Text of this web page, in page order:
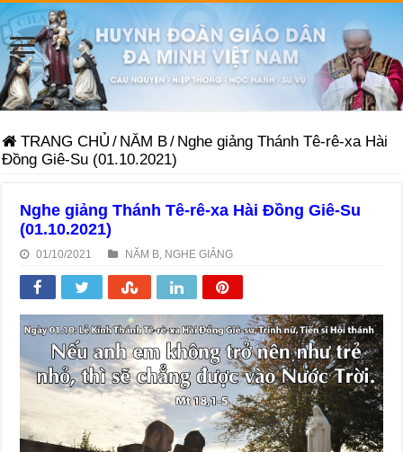
TRANG CHỦ / NĂM B/ Nghe giảng Thánh Tê-rê-xa Hài
Đồng Giê-Su (01.10.2021)
Nghe giảng Thánh Tê-rê-xa Hài Đồng Giê-Su
(01.10.2021)
01/10/2021 NĂM B NGHE GIẢNG